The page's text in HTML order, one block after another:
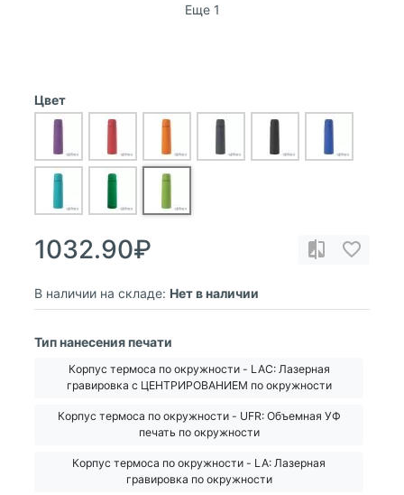
Еще 1
Цвет
1032.90₽
В наличии на складе: Нет в наличии
Тип нанесения печати
Корпус термоса по окружности - LAС: Лазерная
гравировка с ЦЕНТРИРОВАНИЕМ по окружности
Корпус термоса по окружности - UFR: Объемная УФ
печать по окружности
Корпус термоса по окружности - LA: Лазерная
гравировка по окружности